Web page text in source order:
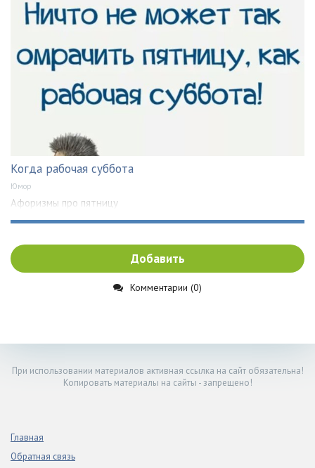
Когда рабочая суббота
Юмор
Афоризмы про пятницу
Добавить
Комментарии (0)
При использовании материалов активная ссылка на сайт обязательна!
Копировать материалы на сайты - запрещено!
Главная
Обратная связь